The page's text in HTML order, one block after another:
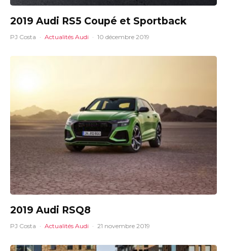
2019 Audi RS5 Coupé et Sportback
PJ Costa · Actualités Audi · 10 décembre 2019
2019 Audi RSQ8
PJ Costa · Actualités Audi · 21 novembre 2019